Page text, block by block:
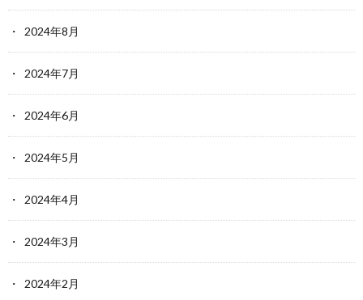
2024年8月
2024年7月
2024年6月
2024年5月
2024年4月
2024年3月
2024年2月